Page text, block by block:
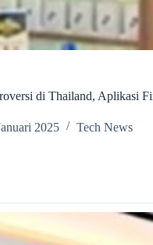
di Thailand, Aplikasi
2025 Tech News